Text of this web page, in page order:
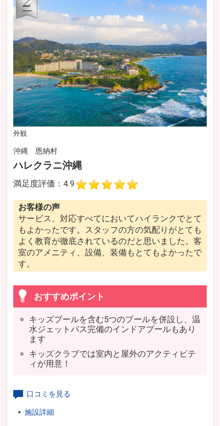
外観
沖縄 恩納村
ハレクラニ沖縄
満足度評価：4.9
お客様の声
サービス、対応すべてにおいてハイランクでとて
もよかったです。スタッフの方の気配りがとても
よく教育が徹底されているのだと思いました。客
室のアメニティ、設備、装備もとてもよかったで
す。
おすすめポイント
キッズプールを含む5つのプールを併設し、温
水ジェットバス完備のインドアプールもあり
ます
キッズクラブでは室内と屋外のアクティビテ
ィが用意！
口コミを見る
施設詳細